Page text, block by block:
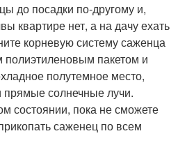
до посадки по-другому и,
квартире нет, а на дачу ехать
корневую систему саженца
пакетом и
полутемное место,
прямые солнечные лучи.
состоянии, пока не сможете
саженец по всем